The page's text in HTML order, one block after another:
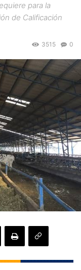
para la
de Calificación
0
3515